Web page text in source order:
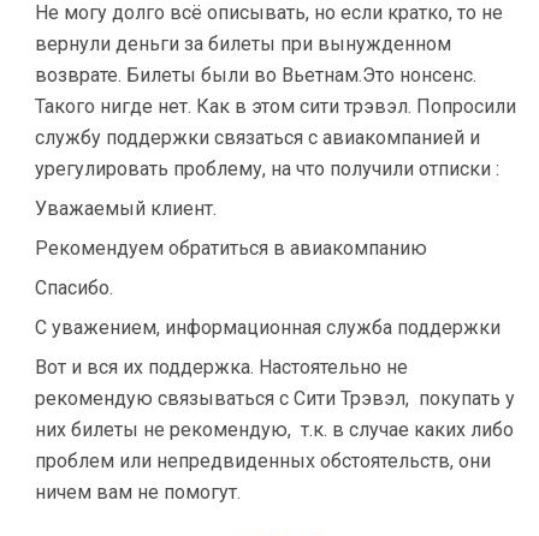
Не могу долго всё описывать, но если кратко, то не
вернули деньги за билеты при вынужденном
возврате. Билеты были во Вьетнам.Это нонсенс.
Такого нигде нет. Как в этом сити трэвэл. Попросили
службу поддержки связаться с авиакомпанией и
урегулировать проблему, на что получили отписки :
Уважаемый клиент.
Рекомендуем обратиться в авиакомпанию
Спасибо.
С уважением, информационная служба поддержки
Вот и вся их поддержка. Настоятельно не
рекомендую связываться с Сити Трэвэл, покупать у
них билеты не рекомендую, т.к. в случае каких либо
проблем или непредвиденных обстоятельств, они
ничем вам не помогут.